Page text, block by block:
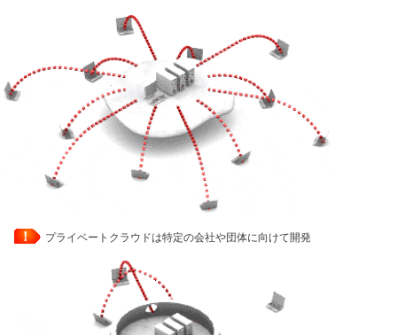
！ プライベートクラウドは特定の会社や団体に向けて開発